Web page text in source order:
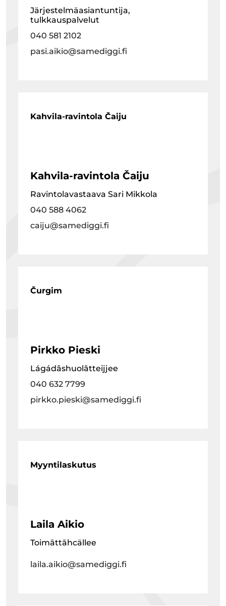
Järjestelmäasiantuntija,
tulkkauspalvelut
040 581 2102
pasi.aikio@samediggi.fi
Kahvila-ravintola Čaiju
Kahvila-ravintola Čaiju
Ravintolavastaava Sari Mikkola
040 588 4062
caiju@samediggi.fi
Čurgim
Pirkko Pieski
Lágádâshuolâtteijjee
040 632 7799
pirkko.pieski@samediggi.fi
Myyntilaskutus
Laila Aikio
Toimāttāhcällee
laila.aikio@samediggi.fi